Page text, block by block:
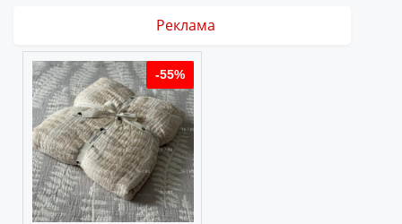
Реклама
-55%